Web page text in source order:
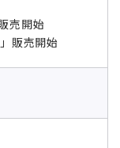
売開始
販売開始